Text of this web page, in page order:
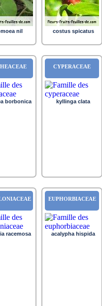
nil costus spicatus
borbonica
CYPERACEAE
kyllinga clata
racemosa
EUPHORBIACEAE
acalypha hispida